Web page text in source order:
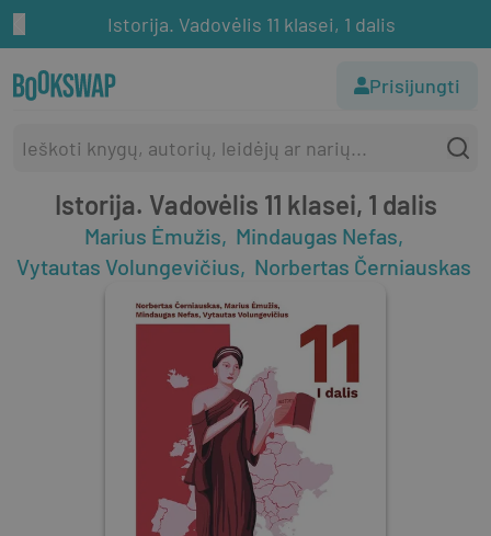
Istorija. Vadovėlis 11 klasei, 1 dalis
Prisijungti
Istorija. Vadovėlis 11 klasei, 1 dalis
Marius Ėmužis
Mindaugas Nefas
Vytautas Volungevičius
Norbertas Černiauskas